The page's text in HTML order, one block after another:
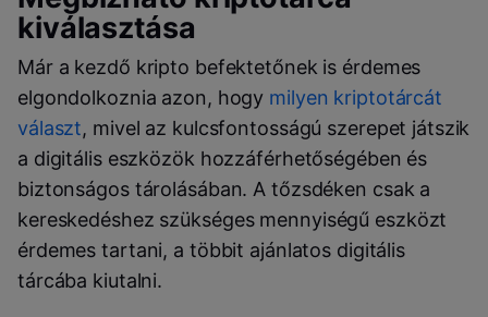
kiválasztása
Már a kezdő kripto befektetőnek is érdemes
elgondolkoznia azon, hogy milyen kriptotárcát
választ, mivel az kulcsfontosságú szerepet játszik
a digitális eszközök hozzáférhetőségében és
biztonságos tárolásában. A tőzsdéken csak a
kereskedéshez szükséges mennyiségű eszközt
érdemes tartani, a többit ajánlatos digitális
tárcába kiutalni.